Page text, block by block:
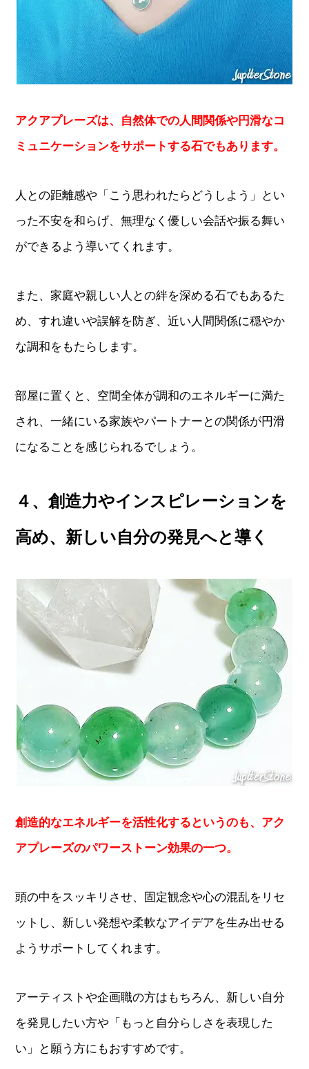
アクアプレーズは、自然体での人間関係や円滑なコ
ミュニケーションをサポートする石でもあります。
人との距離感や「こう思われたらどうしよう」とい
った不安を和らげ、無理なく優しい会話や振る舞い
ができるよう導いてくれます。
また、家庭や親しい人との絆を深める石でもあるた
め、すれ違いや誤解を防ぎ、近い人間関係に穏やか
な調和をもたらします。
部屋に置くと、空間全体が調和のエネルギーに満た
され、一緒にいる家族やパートナーとの関係が円滑
になることを感じられるでしょう。
４、創造力やインスピレーションを
高め、新しい自分の発見へと導く
創造的なエネルギーを活性化するというのも、アク
アプレーズのパワーストーン効果の一つ。
頭の中をスッキリさせ、固定観念や心の混乱をリセ
ットし、新しい発想や柔軟なアイデアを生み出せる
ようサポートしてくれます。
アーティストや企画職の方はもちろん、新しい自分
を発見したい方や「もっと自分らしさを表現した
い」と願う方にもおすすめです。